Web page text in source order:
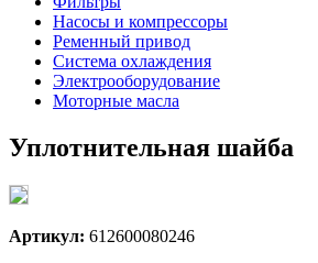
Насосы и компрессоры
Ременный привод
Система охлаждения
Электрооборудование
Моторные масла
Уплотнительная шайба
Артикул: 612600080246